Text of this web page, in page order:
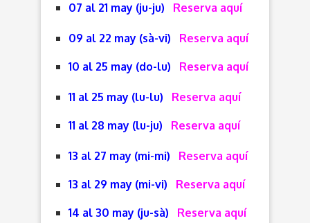
07 al 21 may (ju-ju) Reserva aquí
09 al 22 may (sà-vi) Reserva aquí
10 al 25 may (do-lu) Reserva aquí
11 al 25 may (lu-lu) Reserva aquí
11 al 28 may (lu-ju) Reserva aquí
13 al 27 may (mi-mi) Reserva aquí
13 al 29 may (mi-vi) Reserva aquí
14 al 30 may (ju-sà) Reserva aquí